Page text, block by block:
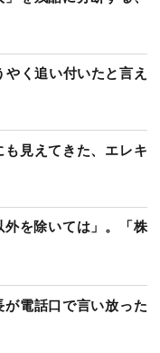
く追い付いたと言え
見えてきた、エレキ
を除いては」。「株
電話口で言い放った